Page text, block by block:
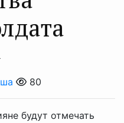
80
будут отмечать